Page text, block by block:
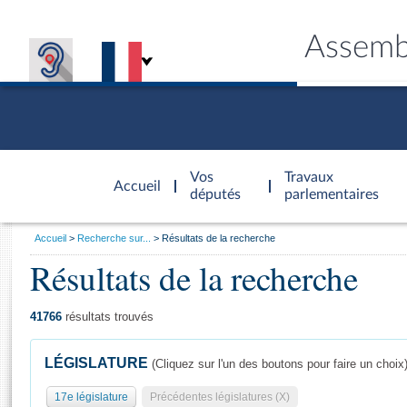
Accueil
d'accueil
Vos
députés
Travaux
parlementaires
Général
Vous
Accueil Recherche sur... Résultats de la recherche
Résultats de la recherche
41766 résultats trouvés
LÉGISLATURE (Cliquez sur l'un des boutons pour faire un choix)
17e législature Précédentes législatures (X)